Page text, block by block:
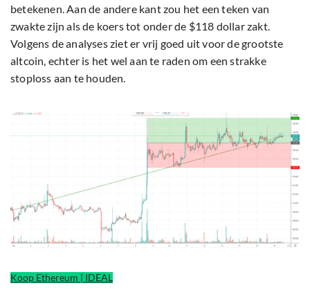
betekenen. Aan de andere kant zou het een teken van
zwakte zijn als de koers tot onder de $118 dollar zakt.
Volgens de analyses ziet er vrij goed uit voor de grootste
altcoin, echter is het wel aan te raden om een strakke
stoploss aan te houden.
Koop Ethereum | IDEAL